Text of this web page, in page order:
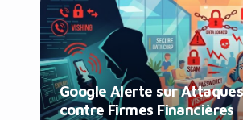
Google Alerte sur
contre Firmes Financières